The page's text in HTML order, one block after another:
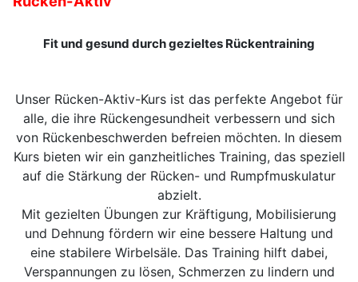
Fit und gesund durch gezieltes Rückentraining
Unser Rücken-Aktiv-Kurs ist das perfekte Angebot für
alle, die ihre Rückengesundheit verbessern und sich
von Rückenbeschwerden befreien möchten. In diesem
Kurs bieten wir ein ganzheitliches Training, das speziell
auf die Stärkung der Rücken- und Rumpfmuskulatur
abzielt.
Mit gezielten Übungen zur Kräftigung, Mobilisierung
und Dehnung fördern wir eine bessere Haltung und
eine stabilere Wirbelsäle. Das Training hilft dabei,
Verspannungen zu lösen, Schmerzen zu lindern und